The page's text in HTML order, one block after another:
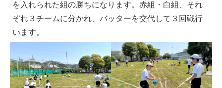
を入れられた組の勝ちになります。赤組・白組、それ
ぞれ３チームに分かれ、バッターを交代して３回戦行
います。